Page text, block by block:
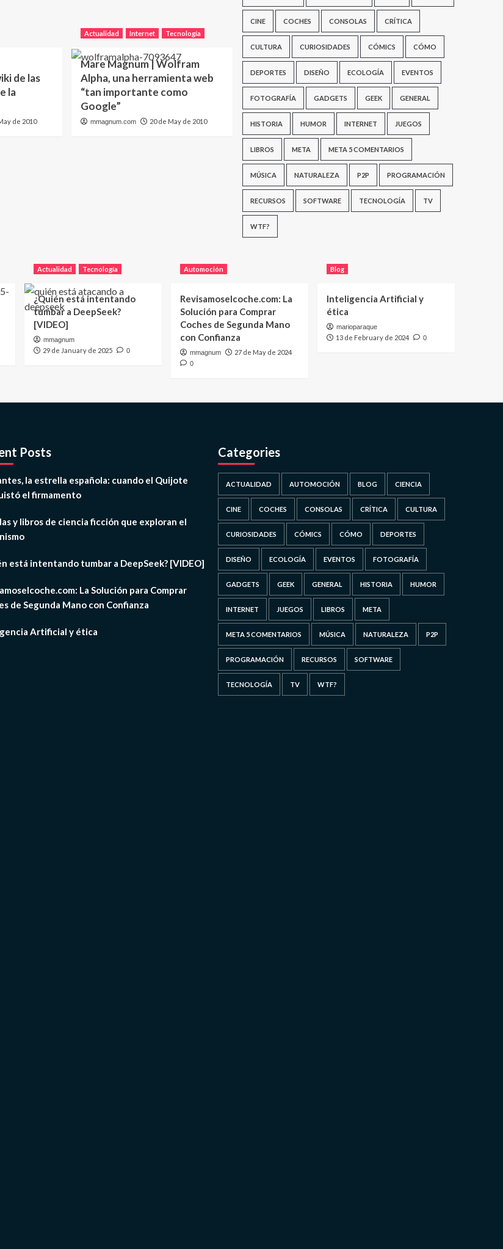
de las
la
de 2010
Actualidad Internet Tecnología
Mare Magnum | Wolfram
Alpha, una herramienta web
“tan importante como
Google”
mmagnum.com 20 de May de 2010
CINE COCHES CONSOLAS CRÍTICA
CULTURA CURIOSIDADES CÓMICS CÓMO
DEPORTES DISEÑO ECOLOGÍA EVENTOS
FOTOGRAFÍA GADGETS GEEK GENERAL
HISTORIA HUMOR INTERNET JUEGOS
LIBROS META META 5 COMENTARIOS
MÚSICA NATURALEZA P2P PROGRAMACIÓN
RECURSOS SOFTWARE TECNOLOGÍA TV
WTF?
Actualidad Tecnología
¿Quién está intentando
tumbar a DeepSeek?
[VIDEO]
mmagnum
29 de January de 2025 0
Automoción
Revisamoselcoche.com: La
Solución para Comprar
Coches de Segunda Mano
con Confianza
mmagnum 27 de May de 2024
0
Blog
Inteligencia Artificial y
ética
marioparaque
13 de February de 2024 0
Posts
la estrella española: cuando el Quijote
el firmamento
y libros de ciencia ficción que exploran el
está intentando tumbar a DeepSeek? [VIDEO]
La Solución para Comprar
de Segunda Mano con Confianza
Artificial y ética
Categories
ACTUALIDAD AUTOMOCIÓN BLOG CIENCIA
CINE COCHES CONSOLAS CRÍTICA CULTURA
CURIOSIDADES CÓMICS CÓMO DEPORTES
DISEÑO ECOLOGÍA EVENTOS FOTOGRAFÍA
GADGETS GEEK GENERAL HISTORIA HUMOR
INTERNET JUEGOS LIBROS META
META 5 COMENTARIOS MÚSICA NATURALEZA P2P
PROGRAMACIÓN RECURSOS SOFTWARE
TECNOLOGÍA TV WTF?